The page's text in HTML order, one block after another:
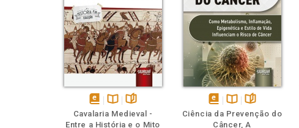
disponível
em
Disponível
na
páginas
Cavalaria Medieval -
Entre a História e o Mito
disponível
em
Disponível
na
páginas
Ciência da Prevenção do
Câncer, A
Também